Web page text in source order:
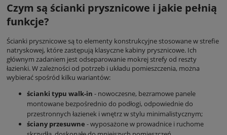
Czym są ścianki prysznicowe i jakie pełnią
funkcje?
Ścianki prysznicowe są to elementy konstrukcyjne stosowane w strefie
natryskowej, które zastępują klasyczne kabiny prysznicowe. Ich
głównym zadaniem jest odseparowanie mokrej strefy od reszty
łazienki. W zależności od potrzeb i układu pomieszczenia, można
wybierać spośród kilku wariantów:
ścianki typu walk-in - nowoczesne, bezramowe panele
montowane bezpośrednio do podłogi, odpowiednie do
przestronnych łazienek i wnętrz w stylu minimalistycznym;
ściany przesuwne - wyposażone w prowadnice i ruchome